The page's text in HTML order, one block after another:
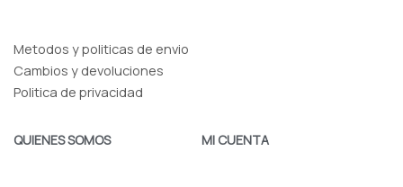
Metodos y politicas de envio
Cambios y devoluciones
Politica de privacidad
QUIENES SOMOS MI CUENTA